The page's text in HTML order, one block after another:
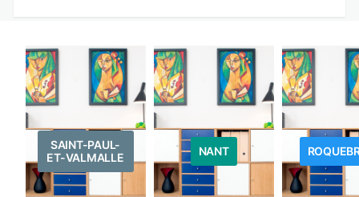
SAINT-PAUL-
ET-VALMALLE
NANT